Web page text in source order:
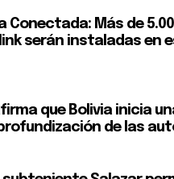
Conectada: Más de
serán instaladas en
que Bolivia inicia
de las